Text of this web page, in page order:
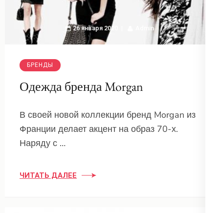
26 января 2020 Admin
БРЕНДЫ
Одежда бренда Morgan
В своей новой коллекции бренд Morgan из
Франции делает акцент на образ 70-х.
Наряду с …
ЧИТАТЬ ДАЛЕЕ